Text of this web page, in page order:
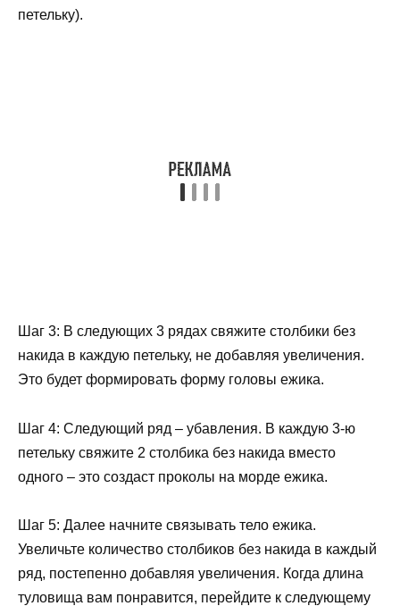
петельку).
Шаг 3: В следующих 3 рядах свяжите столбики без
накида в каждую петельку, не добавляя увеличения.
Это будет формировать форму головы ежика.
Шаг 4: Следующий ряд – убавления. В каждую 3-ю
петельку свяжите 2 столбика без накида вместо
одного – это создаст проколы на морде ежика.
Шаг 5: Далее начните связывать тело ежика.
Увеличьте количество столбиков без накида в каждый
ряд, постепенно добавляя увеличения. Когда длина
туловища вам понравится, перейдите к следующему